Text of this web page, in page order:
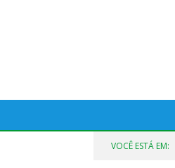
VOCÊ ESTÁ EM: